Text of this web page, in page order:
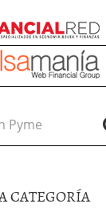
CATEGORÍA